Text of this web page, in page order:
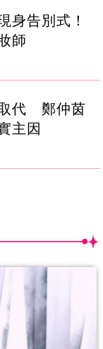
身告別式！
師
代 鄭仲茵
主因